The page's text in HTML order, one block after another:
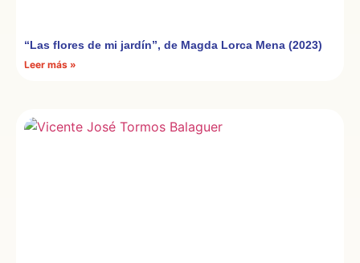
“Las flores de mi jardín”, de Magda Lorca Mena (2023)
Leer más »